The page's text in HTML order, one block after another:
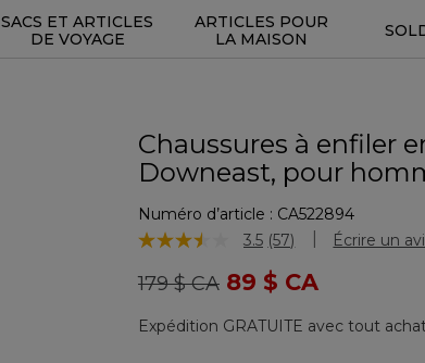
SACS ET ARTICLES
DE VOYAGE
ARTICLES POUR
LA MAISON
Chaussures à enfiler
Downeast, pour
Numéro d’article : CA522894
5 sur 5 Évaluation des clients
3.5 Lire
les
57
commentaires.
Lien
vers
(57) Écrire un
Prix réduit de
179 $ CAà89 $ CA
Expédition GRATUITE avec tout